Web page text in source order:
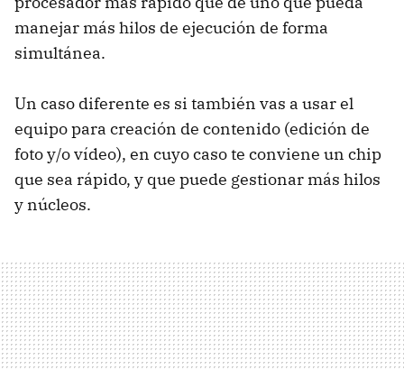
manejar más hilos de ejecución de forma
simultánea.
Un caso diferente es si también vas a usar el
equipo para creación de contenido (edición de
foto y/o vídeo), en cuyo caso te conviene un chip
que sea rápido, y que puede gestionar más hilos
y núcleos.